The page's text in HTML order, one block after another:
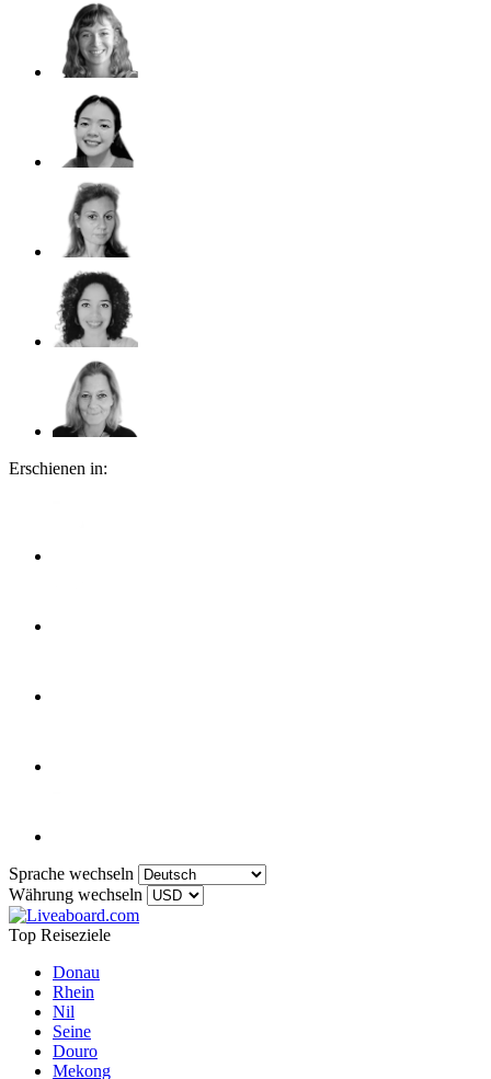
Erschienen in:
Sprache wechseln
Währung wechseln
Top Reiseziele
Donau
Rhein
Nil
Seine
Douro
Mekong